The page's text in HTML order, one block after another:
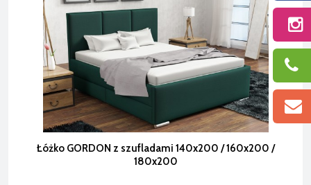
Łóżko GORDON z szufladami 140x200 / 160x200 /
180x200